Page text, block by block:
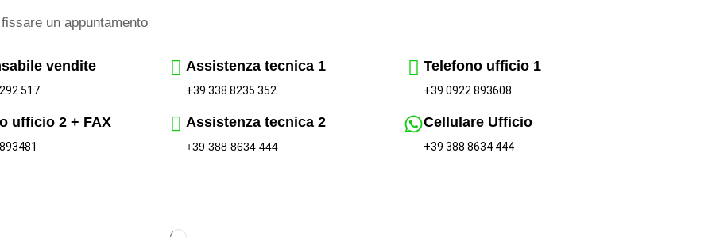
un appuntamento
vendite
517
Assistenza tecnica 1
+39 338 8235 352
Telefono ufficio 1
+39 0922 893608
ufficio 2 + FAX Assistenza tecnica 2
+39 388 8634 444
Cellulare Ufficio
+39 388 8634 444